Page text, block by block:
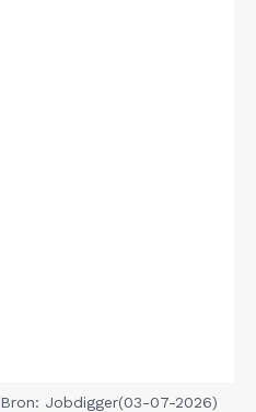
Bron: Jobdigger(03-07-2026)